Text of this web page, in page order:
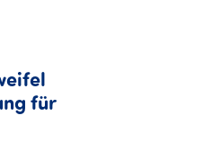
für